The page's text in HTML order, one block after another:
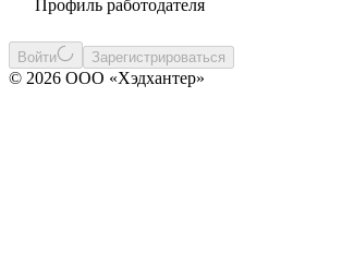
Профиль работодателя
Войти Зарегистрироваться
© 2026 ООО «Хэдхантер»